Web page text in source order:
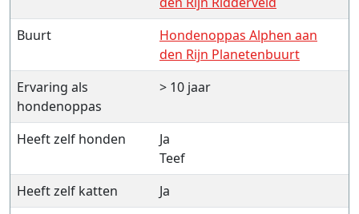
Buurt
Hondenoppas Alphen aan
den Rijn Planetenbuurt
Ervaring als
hondenoppas
> 10 jaar
Heeft zelf honden
Ja
Teef
Heeft zelf katten
Ja